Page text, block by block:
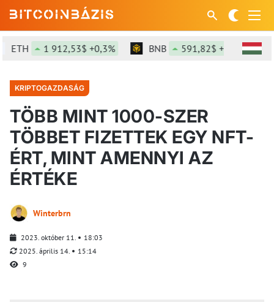
ETH 1 912,53$ +0,3% BNB 591,82$ +0,22%
KRIPTOGAZDASÁG
TÖBB MINT 1000-SZER
TÖBBET FIZETTEK EGY NFT-
ÉRT, MINT AMENNYI AZ
ÉRTÉKE
Winterbrn
2023. október 11.
18:03
2025. április 14.
15:14
9